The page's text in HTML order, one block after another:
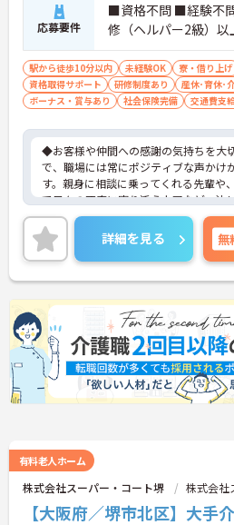
応募要件
■資格不問 ■経験不
修（ヘルパー2級）以
駅から徒歩10分以内 未経験OK 寮・借り上げ
資格取得サポート
研修制度あり
産休･育休･
ボーナス・賞与あり
社会保険完備 交通費支
◆お客様や仲間への感謝の気持ちを大
で、職場には常にポジティブな声かけ
す。親身に相談に乗ってくれる先輩や
で日々の不安に寄り添う上司など、決
にさせないフォロー体制が万全。心理
く、中途入社でも自然と馴染める職場
◆無資格からでもプロフェッショナル
「資格取得支援制度」を完備していま
修から国家資格である介護福祉士まで
務経験を積みながら、会社からのバッ
けて資格取得に挑戦できます。
◆法人独自の介護技術認定制度「ケア
により、身につけたスキルを5段階で
し手当で還元。さらに「目標管理シー
月1回の上司との面談があり、一人ひ
目標に寄り添う手厚いフォロー体制が
詳細を見る 無
有料老人ホーム
株式会社スーパー・コート堺 株式会社
【大阪府／堺市北区】大手